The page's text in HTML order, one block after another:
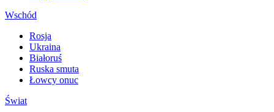
Wschód
Rosja
Ukraina
Białoruś
Ruska smuta
Łowcy onuc
Świat